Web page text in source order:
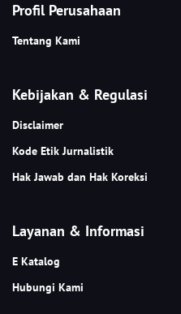
Profil Perusahaan
Tentang Kami
Kebijakan & Regulasi
Disclaimer
Kode Etik Jurnalistik
Hak Jawab dan Hak Koreksi
Layanan & Informasi
E Katalog
Hubungi Kami